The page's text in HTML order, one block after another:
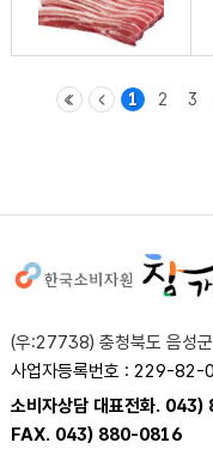
1 2 3
(우:27738) 충청북도 음성
사업자등록번호 : 229-82-
소비자상담 대표전화.
FAX. 043) 880-0816